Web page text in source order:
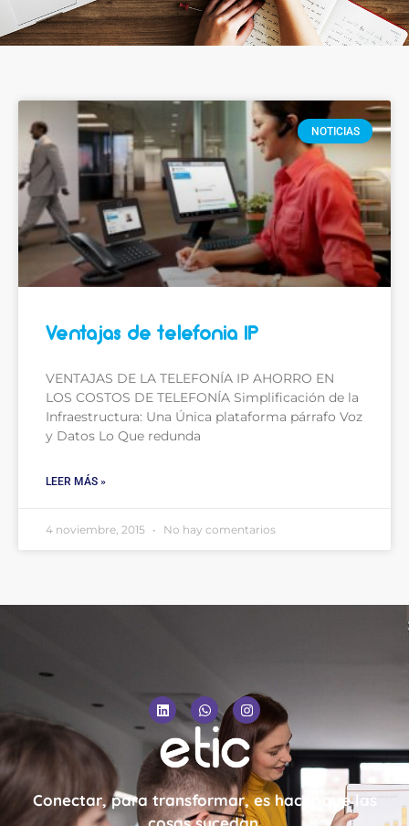
NOTICIAS
Ventajas de telefonia IP
VENTAJAS DE LA TELEFONÍA IP AHORRO EN
LOS COSTOS DE TELEFONÍA Simplificación de la
Infraestructura: Una Única plataforma párrafo Voz
y Datos Lo Que redunda
LEER MÁS »
4 noviembre, 2015 No hay comentarios
Conectar, para transformar, es hacer que las